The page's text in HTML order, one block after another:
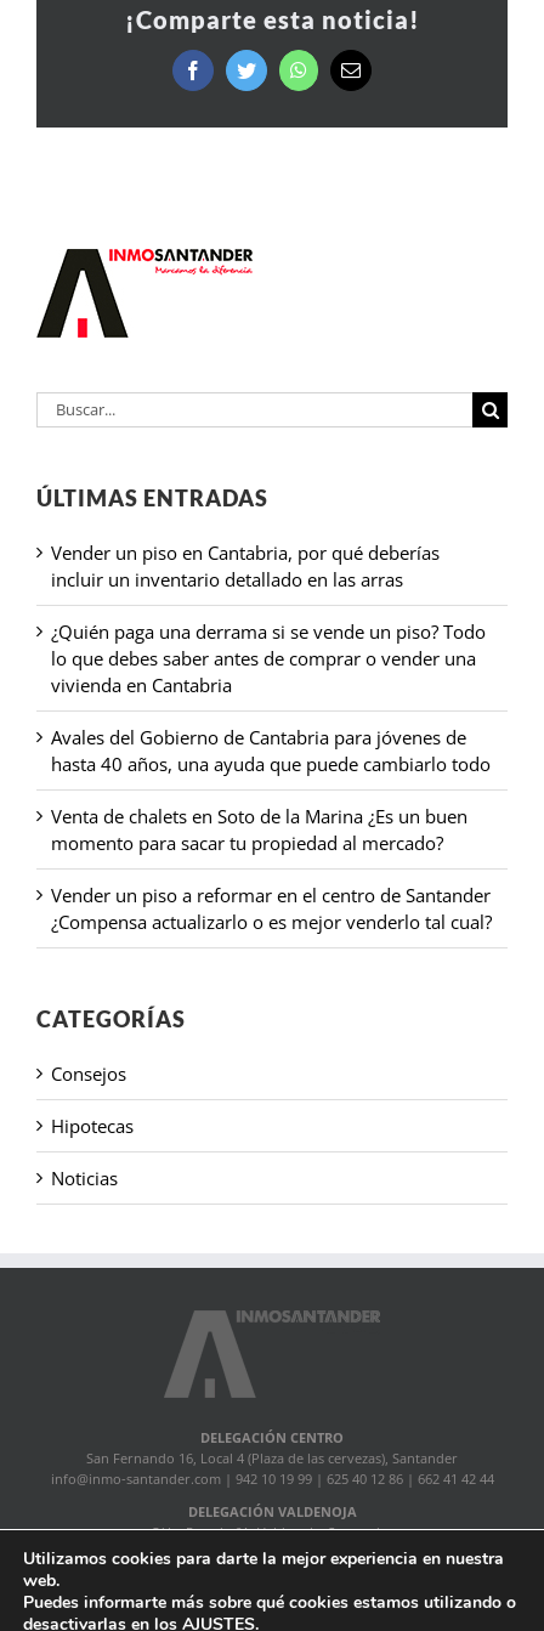
¡Comparte esta noticia!
FacebookTwitter WhatsAppCorreo
electrónico
Buscar:
ÚLTIMAS ENTRADAS
Vender un piso en Cantabria, por qué deberías
incluir un inventario detallado en las arras
¿Quién paga una derrama si se vende un piso? Todo
lo que debes saber antes de comprar o vender una
vivienda en Cantabria
Avales del Gobierno de Cantabria para jóvenes de
hasta 40 años, una ayuda que puede cambiarlo todo
Venta de chalets en Soto de la Marina ¿Es un buen
momento para sacar tu propiedad al mercado?
Vender un piso a reformar en el centro de Santander
¿Compensa actualizarlo o es mejor venderlo tal cual?
CATEGORÍAS
Consejos
Hipotecas
Noticias
DELEGACIÓN CENTRO
San Fernando 16, Local 4 (Plaza de las cervezas), Santander
info@inmo-santander.com| 942 10 19 99 | 625 40 12 86 | 662 41 42 44
DELEGACIÓN VALDENOJA
C/ La Pereda 6A, Valdenoja, Santander
lapereda@inmo-santander.com | 942 88 83 82
InmoSantander |Política de privacidad|Acerca de
Utilizamos cookies para darte la mejor experiencia en nuestra
web.
Puedes informarte más sobre qué cookies estamos utilizando o
desactivarlas en los AJUSTES.